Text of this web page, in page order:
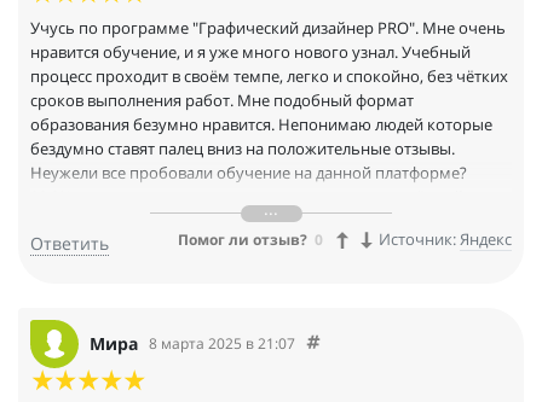
Учусь по программе "Графический дизайнер PRO". Мне очень
нравится обучение, и я уже много нового узнал. Учебный
процесс проходит в своём темпе, легко и спокойно, без чётких
сроков выполнения работ. Мне подобный формат
образования безумно нравится. Непонимаю людей которые
бездумно ставят палец вниз на положительные отзывы.
Неужели все пробовали обучение на данной платформе?
субьективному мнению некоторых людей, которые
превратилось в ложный стереотип. И только 0,1% возможно
Могу смело советовать.
Ответить Помог ли отзыв? 0 Источник:Яндекс
Мира 8 марта 2025 в 21:07